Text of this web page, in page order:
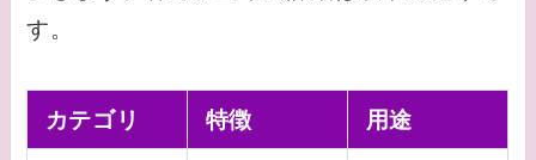
す。
カテゴリ 特徴
用途